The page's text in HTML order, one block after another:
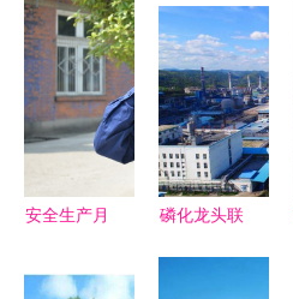
深入我集团
调研指导工
作
精工诠释宏
伟蓝图——
江删集团专
业服务引领
行业标杆
安全生产月
懈，防线筑
磷化龙头联